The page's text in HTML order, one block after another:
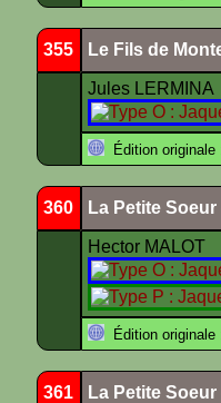
355 Le Fils de
Jules LERMINA
Édition originale
360 La Petite Soeur
Hector MALOT
Édition originale
361 La Petite Soeur